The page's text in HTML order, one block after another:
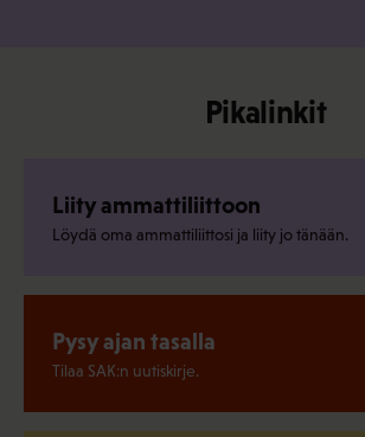
Pikalinkit
Liity ammattiliittoon
Löydä oma ammattiliittosi ja liity jo tänään.
Pysy ajan tasalla
Tilaa SAK:n uutiskirje.